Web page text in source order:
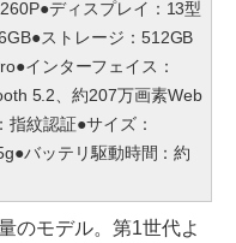
ディスプレイ：13型
ストレージ：512GB
インターフェイス：
5.2、約207万画素Web
紋認証●サイズ：
バッテリ駆動時間：約
のモデル。第1世代よ